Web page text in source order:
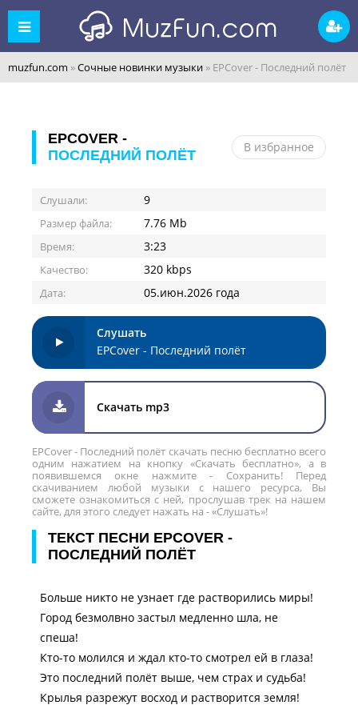
muzfun.com »Сочные новинки музыки » EPCover - Последний полёт
EPCOVER -
ПОСЛЕДНИЙ ПОЛЁТ
В избранное
Слушали: 9
Размер файла: 7.76 Mb
Время: 3:23
Качество: 320 kbps
Дата: 05.июн.2026 года
Слушать
EPCover - Последний полёт
Скачать mp3
EPCover - Последний полёт скачать песню бесплатно всего
одним нажатием на кнопку «Скачать бесплатно», а в
появившемся окне нажмите - Сохранить! Перед
скачиванием любой музыки с нашего ресурса, Вы
сможете ознакомиться с ней, прослушав трек на нашем
сайте, для этого следует нажать на - «Слушать»!
ТЕКСТ ПЕСНИ EPCOVER -
ПОСЛЕДНИЙ ПОЛЁТ
Больше никто не узнает где растворились миры!
Город безмолвно застыл медленно шла, не
спеша!
Кто-то молился и ждал кто-то смотрел ей в глаза!
Это последний полёт выше, чем страх и судьба!
Крылья разрежут восход и растворится земля!